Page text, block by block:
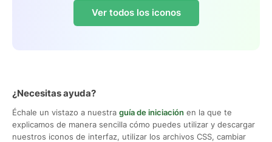
Ver todos los iconos
¿Necesitas ayuda?
Échale un vistazo a nuestra guía de iniciación en la que te
explicamos de manera sencilla cómo puedes utilizar y descargar
nuestros iconos de interfaz, utilizar los archivos CSS, cambiar